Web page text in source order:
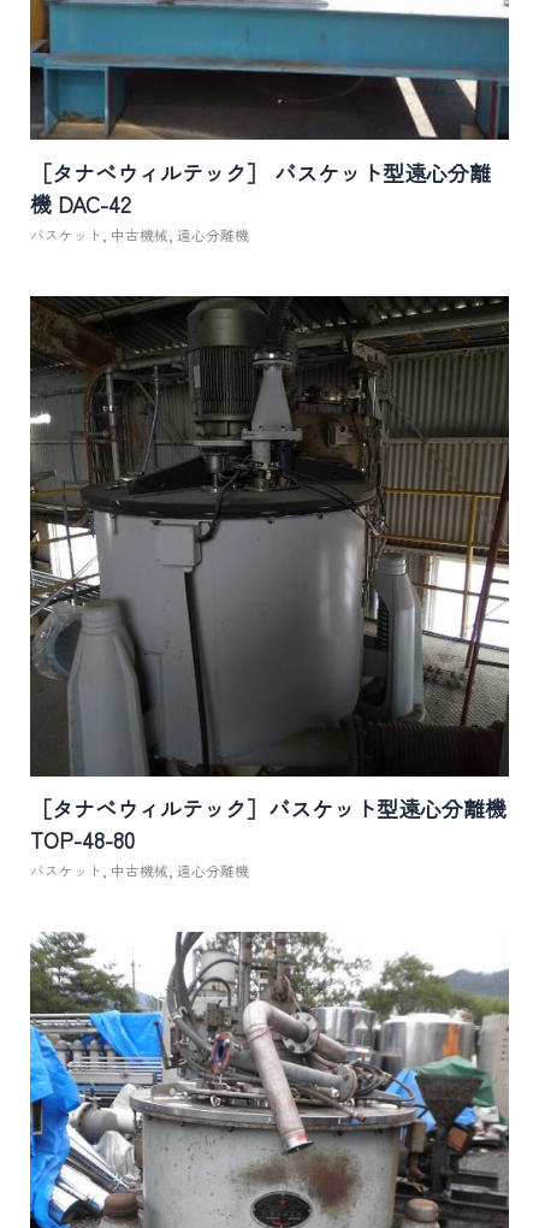
［タナベウィルテック］ バスケット型遠心分離
機 DAC-42
バスケット 中古機械 遠心分離機
［タナベウィルテック］バスケット型遠心分離機
TOP-48-80
バスケット 中古機械 遠心分離機